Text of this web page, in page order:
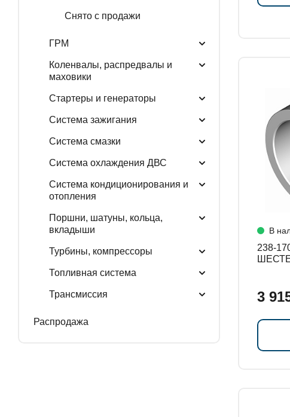
Снято с продажи
ГРМ
Коленвалы, распредвалы и
маховики
Стартеры и генераторы
Система зажигания
Система смазки
Система охлаждения ДВС
Система кондиционирования и
отопления
Поршни, шатуны, кольца,
вкладыши
Турбины, компрессоры
Топливная система
Трансмиссия
Распродажа
В
238-
3